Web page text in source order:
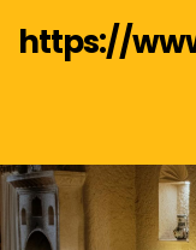
https://